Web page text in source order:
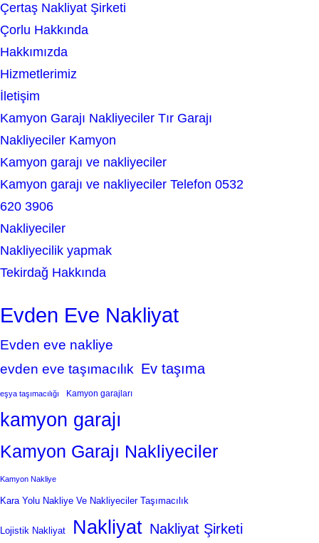
r
c
h
Çertaş Nakliyat Şirketi
Çorlu Hakkında
Hakkımızda
Hizmetlerimiz
İletişim
Kamyon Garajı Nakliyeciler Tır Garajı
Nakliyeciler Kamyon
Kamyon garajı ve nakliyeciler
Kamyon garajı ve nakliyeciler Telefon 0532
620 3906
Nakliyeciler
Nakliyecilik yapmak
Tekirdağ Hakkında
Evden Eve Nakliyat
Evden eve nakliye
evden eve taşımacılık Ev taşıma
eşya taşımacılığı Kamyon garajları
kamyon garajı
Kamyon Garajı Nakliyeciler
Kamyon Nakliye
Kara Yolu Nakliye Ve Nakliyeciler Taşımacılık
Lojistik Nakliyat Nakliyat Nakliyat Şirketi